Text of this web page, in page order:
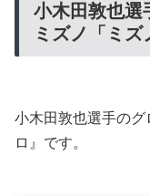
小木田敦也選
ミズノ「ミズ
小木田敦也選手の
ロ』です。